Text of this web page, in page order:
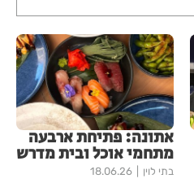
אתונה: פתיחת ארבעה
מתחמי אוכל ובית מדרש
בתי לוין 18.06.26